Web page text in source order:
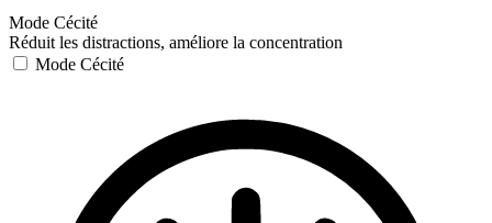
Mode Cécité
Réduit les distractions, améliore la concentration
Mode Cécité